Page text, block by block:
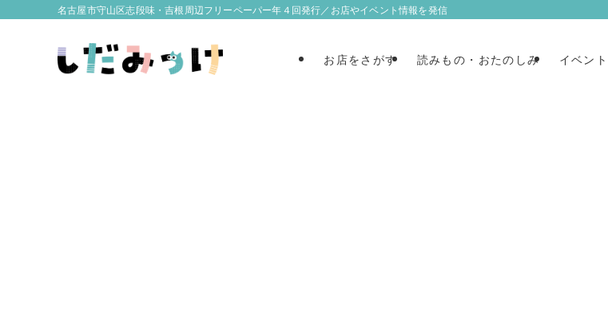
名古屋市守山区志段味・吉根周辺フリーペーパー年４回発行／お店やイベント情報を発信
お店をさがす 読みもの・おたのしみ イベン